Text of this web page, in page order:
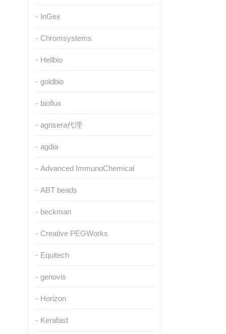
InGex
Chromsystems
Hellbio
goldbio
bioflux
agrisera代理
agdia
Advanced ImmunoChemical
ABT beads
beckman
Creative PEGWorks
Equitech
genovis
Horizon
Kerafast